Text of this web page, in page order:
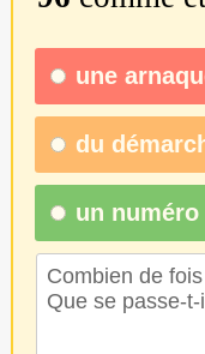
une
du
un